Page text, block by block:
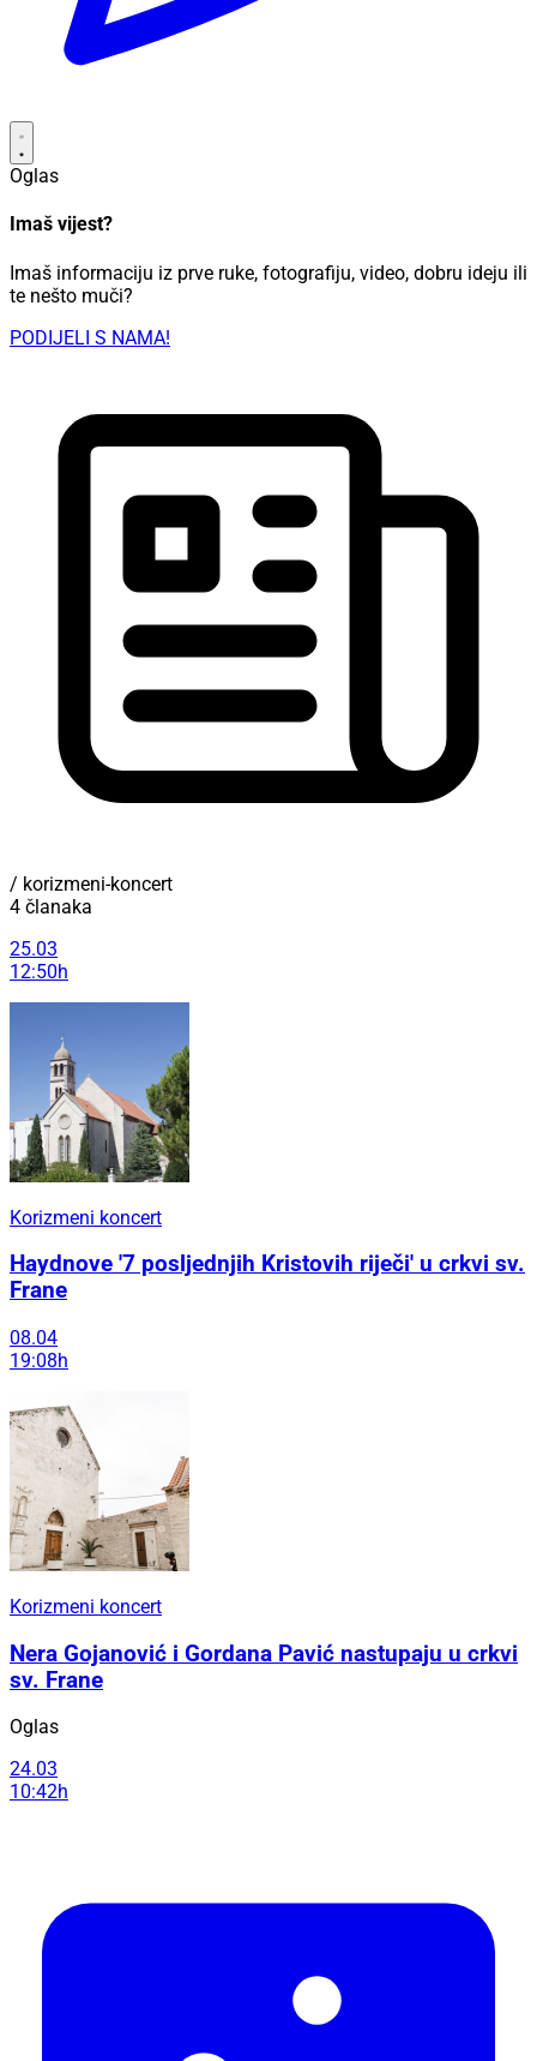
Oglas
Imaš vijest?
Imaš informaciju iz prve ruke, fotografiju, video, dobru ideju ili
te nešto muči?
PODIJELI S NAMA!
/ korizmeni-koncert
4 članaka
25.03
12:50h
Korizmeni koncert
Haydnove '7 posljednjih Kristovih riječi' u crkvi sv.
Frane
08.04
19:08h
Korizmeni koncert
Nera Gojanović i Gordana Pavić nastupaju u crkvi
sv. Frane
Oglas
24.03
10:42h